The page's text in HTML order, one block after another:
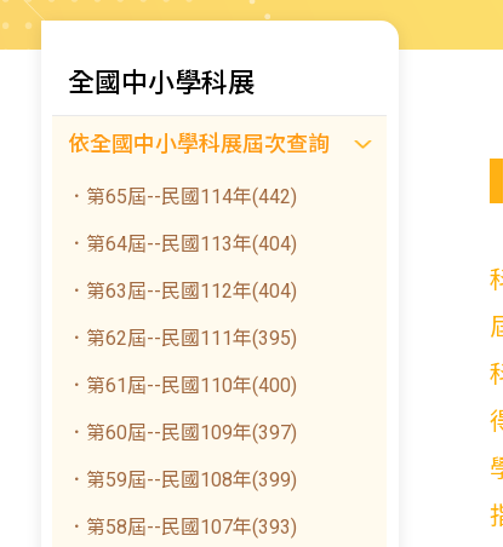
全國中小學科展
依全國中小學科展屆次查詢
．第65屆--民國114年(442)
．第64屆--民國113年(404)
．第63屆--民國112年(404)
．第62屆--民國111年(395)
．第61屆--民國110年(400)
．第60屆--民國109年(397)
．第59屆--民國108年(399)
．第58屆--民國107年(393)